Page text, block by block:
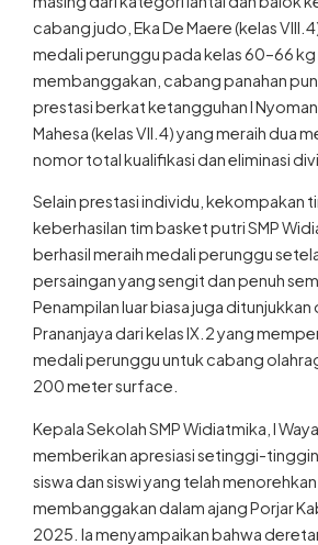
cabang judo, Eka De Maere (kelas
medali perunggu pada kelas 60–66 kg
membanggakan, cabang panahan
prestasi berkat ketangguhan I Nyoman
Mahesa (kelas VII.4) yang meraih dua
nomor total kualifikasi dan eliminasi
keberhasilan tim basket putri SMP
berhasil meraih medali perunggu
persaingan yang sengit dan penuh
Penampilan luar biasa juga ditunjukkan
Prananjaya dari kelas IX.2 yang
medali perunggu untuk cabang
200 meter surface.
memberikan apresiasi setinggi-
siswa dan siswi yang telah menorehkan
membanggakan dalam ajang Porjar
2025. Ia menyampaikan bahwa